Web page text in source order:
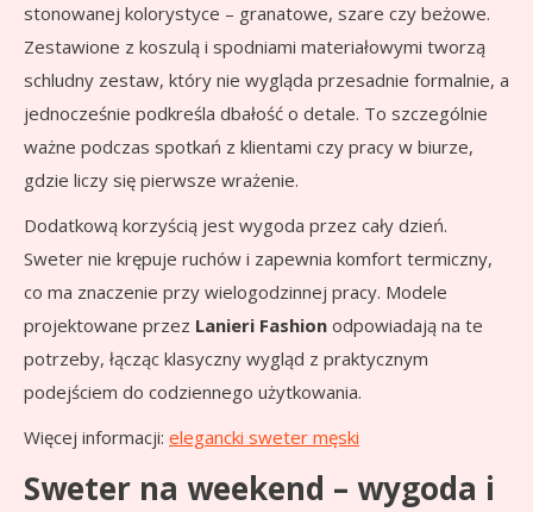
stonowanej kolorystyce – granatowe, szare czy beżowe.
Zestawione z koszulą i spodniami materiałowymi tworzą
schludny zestaw, który nie wygląda przesadnie formalnie, a
jednocześnie podkreśla dbałość o detale. To szczególnie
ważne podczas spotkań z klientami czy pracy w biurze,
gdzie liczy się pierwsze wrażenie.
Dodatkową korzyścią jest wygoda przez cały dzień.
Sweter nie krępuje ruchów i zapewnia komfort termiczny,
co ma znaczenie przy wielogodzinnej pracy. Modele
projektowane przez Lanieri Fashion odpowiadają na te
potrzeby, łącząc klasyczny wygląd z praktycznym
podejściem do codziennego użytkowania.
Więcej informacji: elegancki sweter męski
Sweter na weekend – wygoda i